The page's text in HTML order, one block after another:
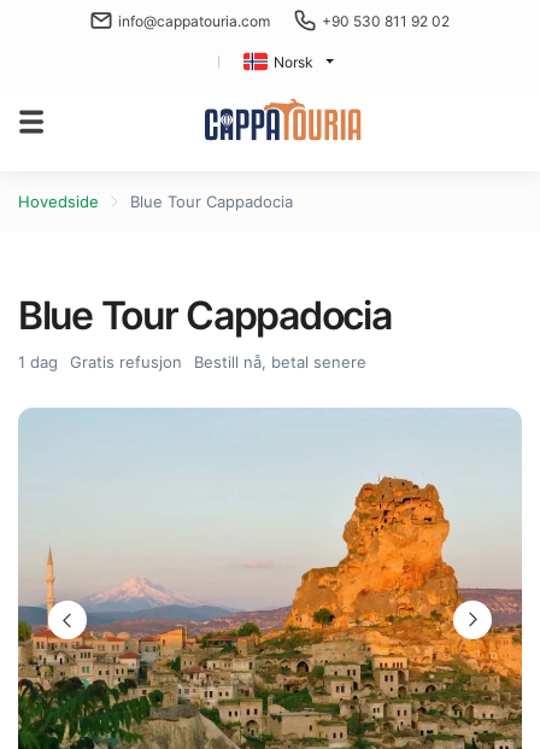
info@cappatouria.com +90 530 811 92 02
Norsk
Hovedside Blue Tour Cappadocia
Blue Tour Cappadocia
1 dag Gratis refusjon Bestill nå, betal senere